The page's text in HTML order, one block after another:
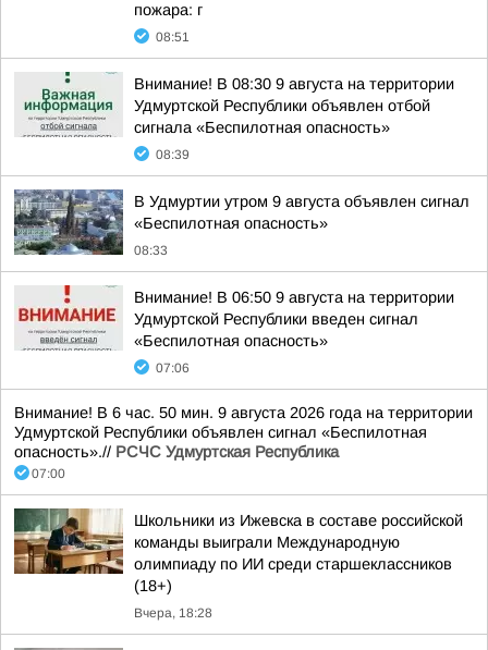
пожара: г
08:51
Внимание! В 08:30 9 августа на территории
Удмуртской Республики объявлен отбой
сигнала «Беспилотная опасность»
08:39
В Удмуртии утром 9 августа объявлен сигнал
«Беспилотная опасность»
08:33
Внимание! В 06:50 9 августа на территории
Удмуртской Республики введен сигнал
«Беспилотная опасность»
07:06
Внимание! В 6 час. 50 мин. 9 августа 2026 года на территории
Удмуртской Республики объявлен сигнал «Беспилотная
опасность».// РСЧС Удмуртская Республика
07:00
Школьники из Ижевска в составе российской
команды выиграли Международную
олимпиаду по ИИ среди старшеклассников
(18+)
Вчера, 18:28